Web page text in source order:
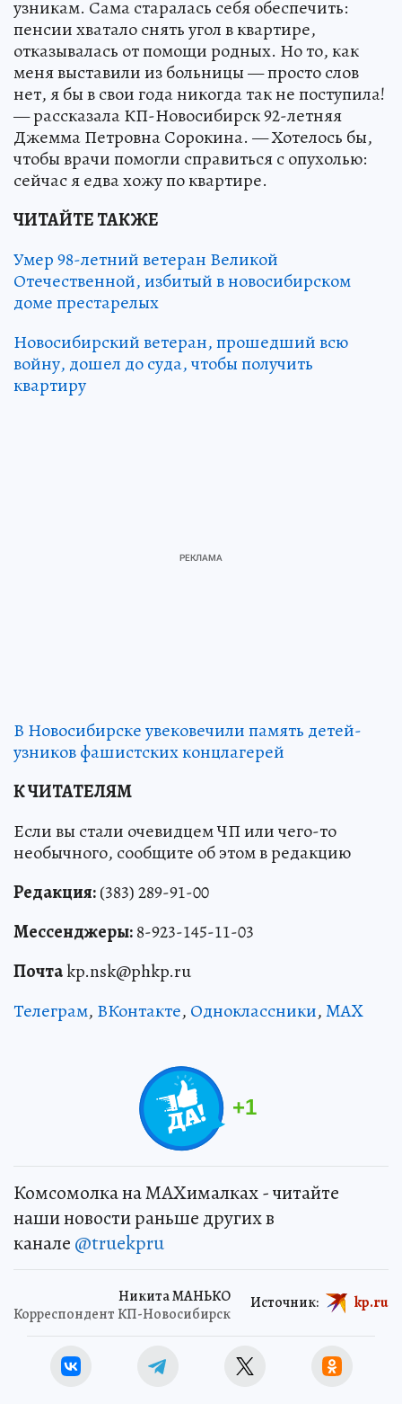
узникам. Сама старалась себя обеспечить:
пенсии хватало снять угол в квартире,
отказывалась от помощи родных. Но то, как
меня выставили из больницы — просто слов
нет, я бы в свои года никогда так не поступила!
— рассказала КП-Новосибирск 92-летняя
Джемма Петровна Сорокина. — Хотелось бы,
чтобы врачи помогли справиться с опухолью:
сейчас я едва хожу по квартире.
ЧИТАЙТЕ ТАКЖЕ
Умер 98-летний ветеран Великой
Отечественной, избитый в новосибирском
доме престарелых
Новосибирский ветеран, прошедший всю
войну, дошел до суда, чтобы получить
квартиру
В Новосибирске увековечили память детей-
узников фашистских концлагерей
К ЧИТАТЕЛЯМ
Если вы стали очевидцем ЧП или чего-то
необычного, сообщите об этом в редакцию
Редакция:(383) 289-91-00
Мессенджеры:8-923-145-11-03
Почтаkp.nsk@phkp.ru
Телеграм, ВКонтакте, Одноклассники,MAX
+1
Комсомолка на MAXималках - читайте
наши новости раньше других в
канале @truekpru
Никита МАНЬКО
Корреспондент КП-Новосибирск
Источник: kp.ru